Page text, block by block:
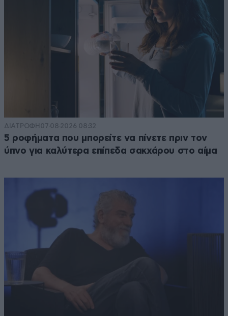
ΔΙΑΤΡΟΦΗ 07·08·2026 08:32
5 ροφήματα που μπορείτε να πίνετε πριν τον
ύπνο για καλύτερα επίπεδα σακχάρου στο αίμα